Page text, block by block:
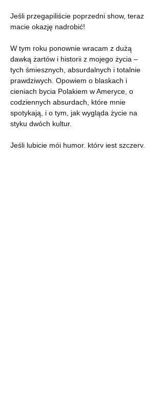
Jeśli przegapiliście poprzedni show, teraz
macie okazję nadrobić!
W tym roku ponownie wracam z dużą
dawką żartów i historii z mojego życia –
tych śmiesznych, absurdalnych i totalnie
prawdziwych. Opowiem o blaskach i
cieniach bycia Polakiem w Ameryce, o
codziennych absurdach, które mnie
spotykają, i o tym, jak wygląda życie na
styku dwóch kultur.
Jeśli lubicie mój humor, który jest szczery,